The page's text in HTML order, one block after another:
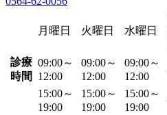
月曜日 火曜日 水曜日
診療
時間
09:00～
12:00
09:00～
12:00
09:00～
12:00
15:00～
19:00
15:00～
19:00
15:00～
19:00